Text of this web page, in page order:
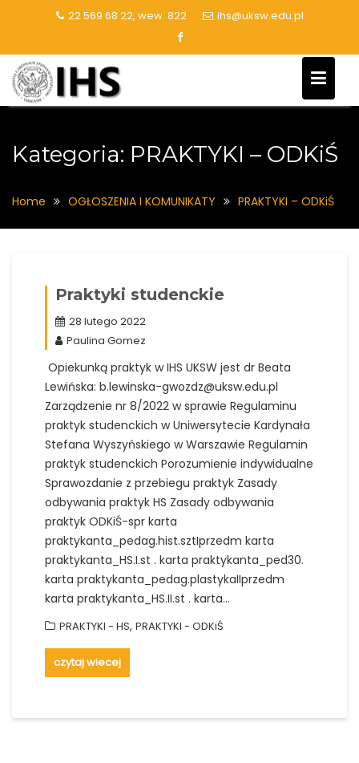
22 569 68 22, wew. 822 ihs@uksw.edu.pl
Kategoria: PRAKTYKI – ODKiŚ
Home OGŁOSZENIA I KOMUNIKATY PRAKTYKI – ODKiŚ
Praktyki studenckie
28 lutego 2022
Paulina Gomez
Opiekunką praktyk w IHS UKSW jest dr Beata
Lewińska: b.lewinska-gwozdz@uksw.edu.pl
Zarządzenie nr 8/2022 w sprawie Regulaminu
praktyk studenckich w Uniwersytecie Kardynała
Stefana Wyszyńskiego w Warszawie Regulamin
praktyk studenckich Porozumienie indywidualne
Sprawozdanie z przebiegu praktyk Zasady
odbywania praktyk HS Zasady odbywania
praktyk ODKiŚ-spr karta
praktykanta_pedag.hist.sztIprzedm karta
praktykanta_HS.I.st . karta praktykanta_ped30.
karta praktykanta_pedag.plastykaIIprzedm
karta praktykanta_HS.II.st . karta…
PRAKTYKI - HS, PRAKTYKI - ODKiŚ
czytaj wiecej